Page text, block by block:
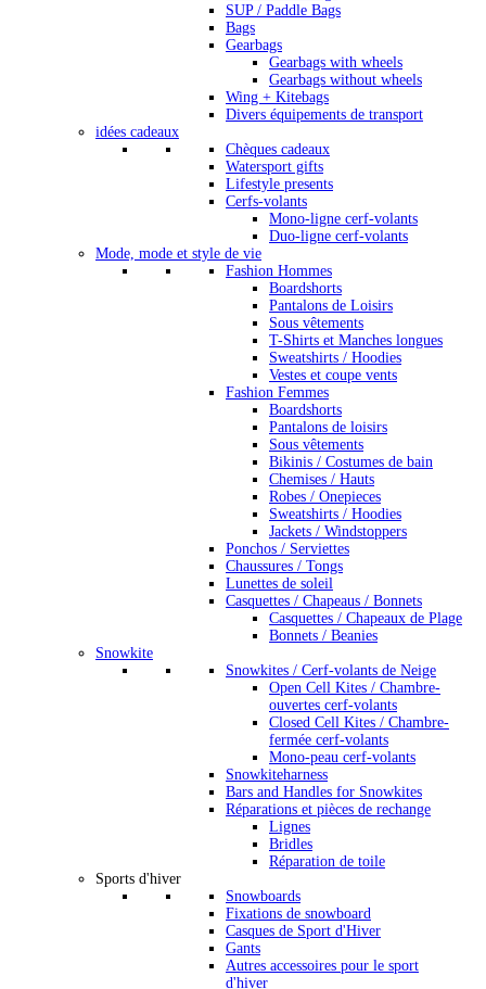
SUP / Paddle Bags
Bags
Gearbags
Gearbags with wheels
Gearbags without wheels
Wing + Kitebags
Divers équipements de transport
idées cadeaux
Chèques cadeaux
Watersport gifts
Lifestyle presents
Cerfs-volants
Mono-ligne cerf-volants
Duo-ligne cerf-volants
Mode, mode et style de vie
Fashion Hommes
Boardshorts
Pantalons de Loisirs
Sous vêtements
T-Shirts et Manches longues
Sweatshirts / Hoodies
Vestes et coupe vents
Fashion Femmes
Boardshorts
Pantalons de loisirs
Sous vêtements
Bikinis / Costumes de bain
Chemises / Hauts
Robes / Onepieces
Sweatshirts / Hoodies
Jackets / Windstoppers
Ponchos / Serviettes
Chaussures / Tongs
Lunettes de soleil
Casquettes / Chapeaus / Bonnets
Casquettes / Chapeaux de Plage
Bonnets / Beanies
Snowkite
Snowkites / Cerf-volants de Neige
Open Cell Kites / Chambre-
ouvertes cerf-volants
Closed Cell Kites / Chambre-
fermée cerf-volants
Mono-peau cerf-volants
Snowkiteharness
Bars and Handles for Snowkites
Réparations et pièces de rechange
Lignes
Bridles
Réparation de toile
Sports d'hiver
Snowboards
Fixations de snowboard
Casques de Sport d'Hiver
Gants
Autres accessoires pour le sport
d'hiver